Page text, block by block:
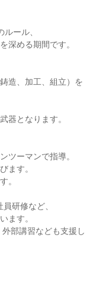
ール、
深める期間です。
造、加工、組立）を
器となります。
ツーマンで指導。
ます。
。
研修など、
ます。
部講習なども支援し